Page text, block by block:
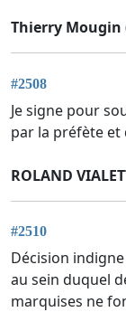
Thierry Mougin
#2508
Je signe pour
par la préfète et
ROLAND
#2510
Décision
au sein duquel
marquises ne